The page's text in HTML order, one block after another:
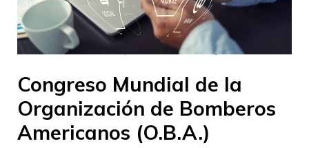
Francisca InnovaJob – 27 octubre 2022 – 16:15
Congreso Mundial de la
Organización de Bomberos
Americanos (O.B.A.)